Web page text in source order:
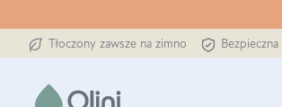
Tłoczony zawsze na zimno